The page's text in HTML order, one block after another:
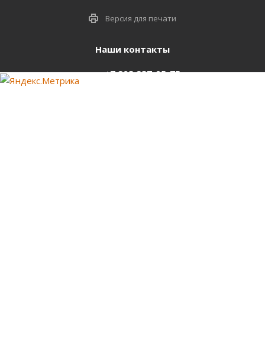
Версия для печати
Наши контакты
+7 903 937-05-75